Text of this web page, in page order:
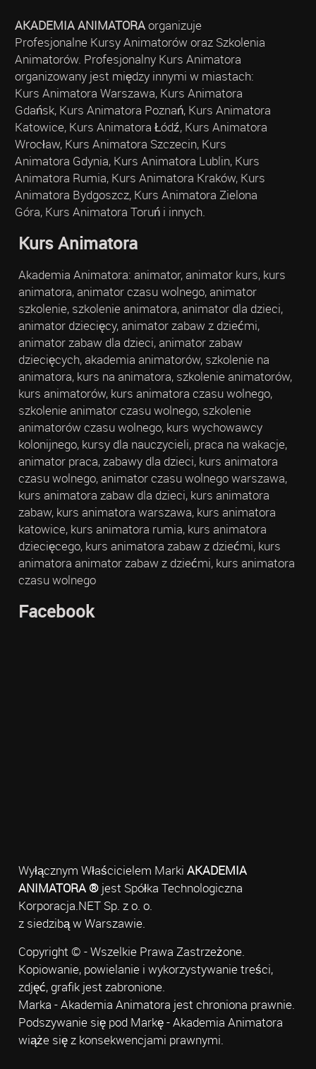
AKADEMIA ANIMATORAorganizuje
Profesjonalne Kursy Animatorów oraz Szkolenia
Animatorów. Profesjonalny Kurs Animatora
organizowany jest między innymi w miastach:
Kurs Animatora Warszawa, Kurs Animatora
Gdańsk, Kurs Animatora Poznań, Kurs Animatora
Katowice, Kurs Animatora Łódź, Kurs Animatora
Wrocław, Kurs Animatora Szczecin, Kurs
Animatora Gdynia, Kurs Animatora Lublin, Kurs
Animatora Rumia, Kurs Animatora Kraków, Kurs
Animatora Bydgoszcz, Kurs Animatora Zielona
Góra, Kurs Animatora Toruń i innych.
Kurs Animatora
Akademia Animatora: animator, animator kurs, kurs
animatora, animator czasu wolnego, animator
szkolenie, szkolenie animatora, animator dla dzieci,
animator dziecięcy, animator zabaw z dziećmi,
animator zabaw dla dzieci, animator zabaw
dziecięcych, akademia animatorów, szkolenie na
animatora, kurs na animatora, szkolenie animatorów,
kurs animatorów, kurs animatora czasu wolnego,
szkolenie animator czasu wolnego, szkolenie
animatorów czasu wolnego, kurs wychowawcy
kolonijnego, kursy dla nauczycieli, praca na wakacje,
animator praca, zabawy dla dzieci, kurs animatora
czasu wolnego, animator czasu wolnego warszawa,
kurs animatora zabaw dla dzieci, kurs animatora
zabaw, kurs animatora warszawa, kurs animatora
katowice, kurs animatora rumia, kurs animatora
dziecięcego, kurs animatora zabaw z dziećmi, kurs
animatora animator zabaw z dziećmi, kurs animatora
czasu wolnego
Facebook
Wyłącznym Właścicielem Marki AKADEMIA
ANIMATORA ®jest Spółka Technologiczna
Korporacja.NET Sp. z o. o.
z siedzibą w Warszawie.
Copyright © - Wszelkie Prawa Zastrzeżone.
Kopiowanie, powielanie i wykorzystywanie treści,
zdjęć, grafik jest zabronione.
Marka - Akademia Animatora jest chroniona prawnie.
Podszywanie się pod Markę - Akademia Animatora
wiąże się z konsekwencjami prawnymi.